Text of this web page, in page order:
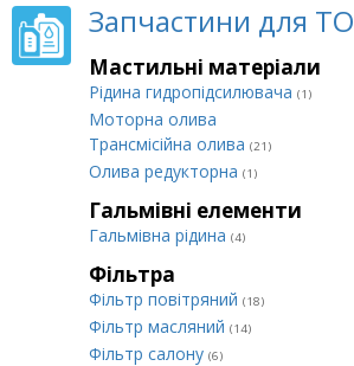
Запчастини для ТО
Мастильні матеріали
Рідина гидропідсилювача (1)
Моторна олива
Трансмісійна олива (21)
Олива редукторна (1)
Гальмівні елементи
Гальмівна рідина (4)
Фільтра
Фільтр повітряний (18)
Фільтр масляний (14)
Фільтр салону (6)